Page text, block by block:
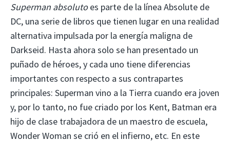
Superman absolutoes parte de la línea Absolute de
DC, una serie de libros que tienen lugar en una realidad
alternativa impulsada por la energía maligna de
Darkseid. Hasta ahora solo se han presentado un
puñado de héroes, y cada uno tiene diferencias
importantes con respecto a sus contrapartes
principales: Superman vino a la Tierra cuando era joven
y, por lo tanto, no fue criado por los Kent, Batman era
hijo de clase trabajadora de un maestro de escuela,
Wonder Woman se crió en el infierno, etc. En este